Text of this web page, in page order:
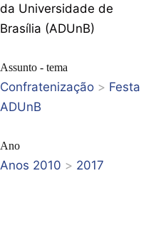
da Universidade de
Brasília (ADUnB)
Assunto - tema
Confratenização > Festa
ADUnB
Ano
Anos 2010 > 2017